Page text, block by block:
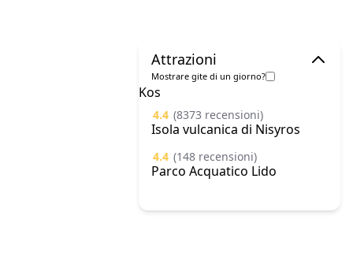
Attrazioni
Mostrare gite di un giorno?
Kos
4.4 (8373 recensioni)
Isola vulcanica di Nisyros
4.4 (148 recensioni)
Parco Acquatico Lido